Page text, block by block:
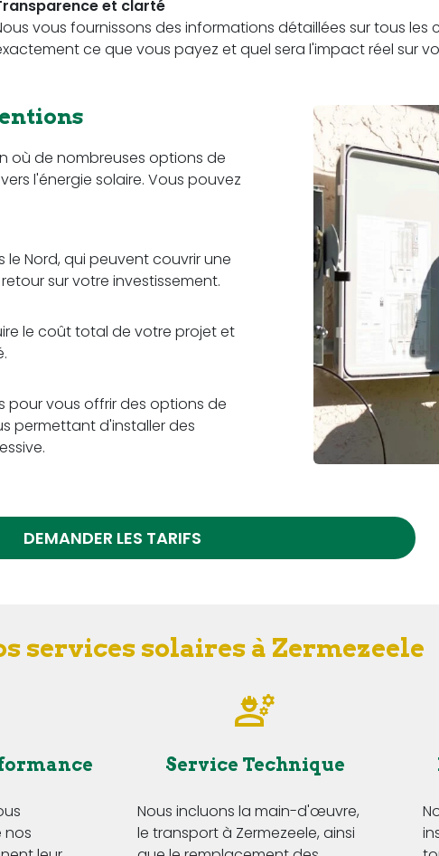
et clarté
vous fournissons des informations détaillées sur tous les
ce que vous payez et quel sera l'impact réel sur
où de nombreuses options de
l'énergie solaire. Vous pouvez
Nord, qui peuvent couvrir une
sur votre investissement.
le coût total de votre projet et
pour vous offrir des options de
permettant d'installer des
DEMANDER LES TARIFS
services solaires à Zermezeele
nos
Service Technique
Nous incluons la main-d'œuvre,
le transport à Zermezeele, ainsi